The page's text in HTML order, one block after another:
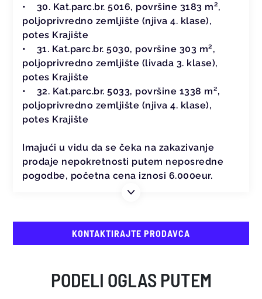
• 30. Kat.parc.br. 5016, površine 3183 m²,
poljoprivredno zemljište (njiva 4. klase),
potes Krajište
• 31. Kat.parc.br. 5030, površine 303 m²,
poljoprivredno zemljište (livada 3. klase),
potes Krajište
• 32. Kat.parc.br. 5033, površine 1338 m²,
poljoprivredno zemljište (njiva 4. klase),
potes Krajište
Imajući u vidu da se čeka na zakazivanje
prodaje nepokretnosti putem neposredne
pogodbe, početna cena iznosi 6.000eur.
KONTAKTIRAJTE PRODAVCA
PODELI OGLAS PUTEM